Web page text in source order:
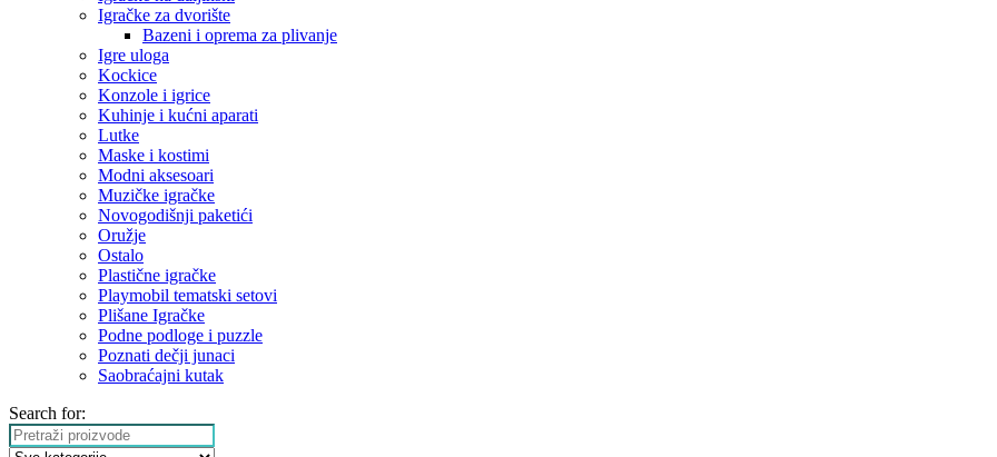
‎Igračke za dvorište
Bazeni i oprema za plivanje
Igre uloga
Kockice
Konzole i igrice
Kuhinje i kućni aparati
Lutke
Maske i kostimi
Modni aksesoari
Muzičke igračke
Novogodišnji paketići
Oružje
Ostalo
Plastične igračke
Playmobil tematski setovi
Plišane Igračke
Podne podloge i puzzle
Poznati dečji junaci
Saobraćajni kutak
Search for: